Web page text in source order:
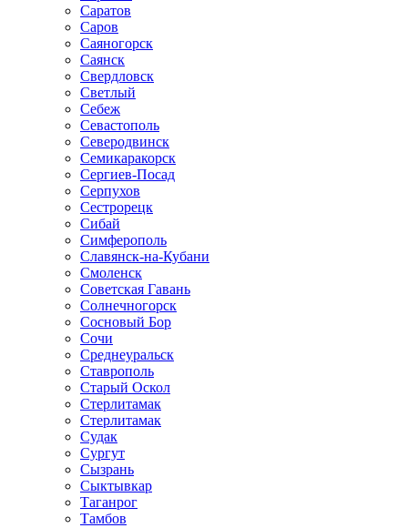
Саратов
Саров
Саяногорск
Саянск
Свердловск
Светлый
Себеж
Севастополь
Северодвинск
Семикаракорск
Сергиев-Посад
Серпухов
Сестрорецк
Сибай
Симферополь
Славянск-на-Кубани
Смоленск
Советская Гавань
Солнечногорск
Сосновый Бор
Сочи
Среднеуральск
Ставрополь
Старый Оскол
Стерлитамак
Стерлитамак
Судак
Сургут
Сызрань
Сыктывкар
Таганрог
Тамбов